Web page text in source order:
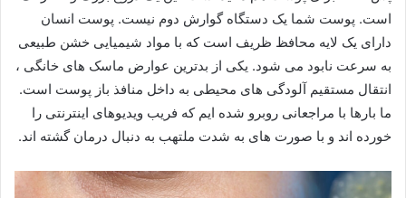
است. پوست شما یک دستگاه گوارش دوم نیست. پوست انسان
دارای یک لایه محافظ ظریف است که با مواد شیمیایی خشن طبیعی
به سرعت نابود می شود. یکی از بدترین عوارض ماسک های خانگی ،
انتقال مستقیم آلودگی های محیطی به داخل منافذ باز پوست است.
ما بارها با مراجعانی روبرو شده ایم که فریب ویدیوهای اینترنتی را
خورده اند و با صورت های به شدت ملتهب به دنبال درمان گشته اند.